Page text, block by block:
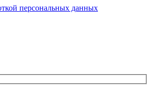
персональных данных